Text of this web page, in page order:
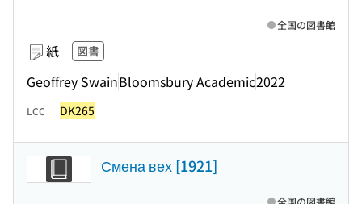
紙 図書
Geoffrey SwainBloomsbury Academic2022
全国の図書館
LCC DK265
Смена вех [1921]
全国の図書館